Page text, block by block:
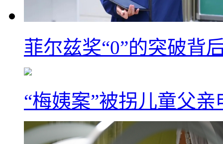
菲尔兹奖“0”的突破背
“梅姨案”被拐儿童父